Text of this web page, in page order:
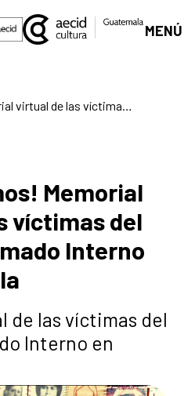
MENÚ
Memorial
víctimas del
Interno
de las víctimas del
Interno en